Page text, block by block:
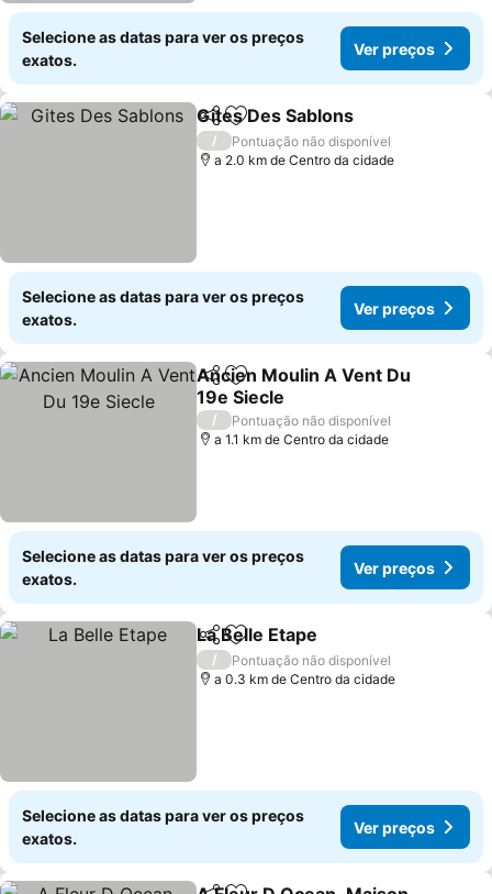
Selecione as datas para ver os preços
exatos.
Ver preços
PartilharAdicionar aos favoritos
Gites Des Sablons
/
Pontuação não disponível
a 2.0 km de Centro da cidade
Selecione as datas para ver os preços
exatos.
Ver preços
PartilharAdicionar aos favoritos
Ancien Moulin A Vent Du
19e Siecle
/
Pontuação não disponível
a 1.1 km de Centro da cidade
Selecione as datas para ver os preços
exatos.
Ver preços
PartilharAdicionar aos favoritos
La Belle Etape
/
Pontuação não disponível
a 0.3 km de Centro da cidade
Selecione as datas para ver os preços
exatos.
Ver preços